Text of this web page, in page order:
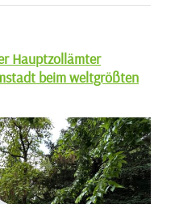
Hauptzollämter
beim weltgrößten